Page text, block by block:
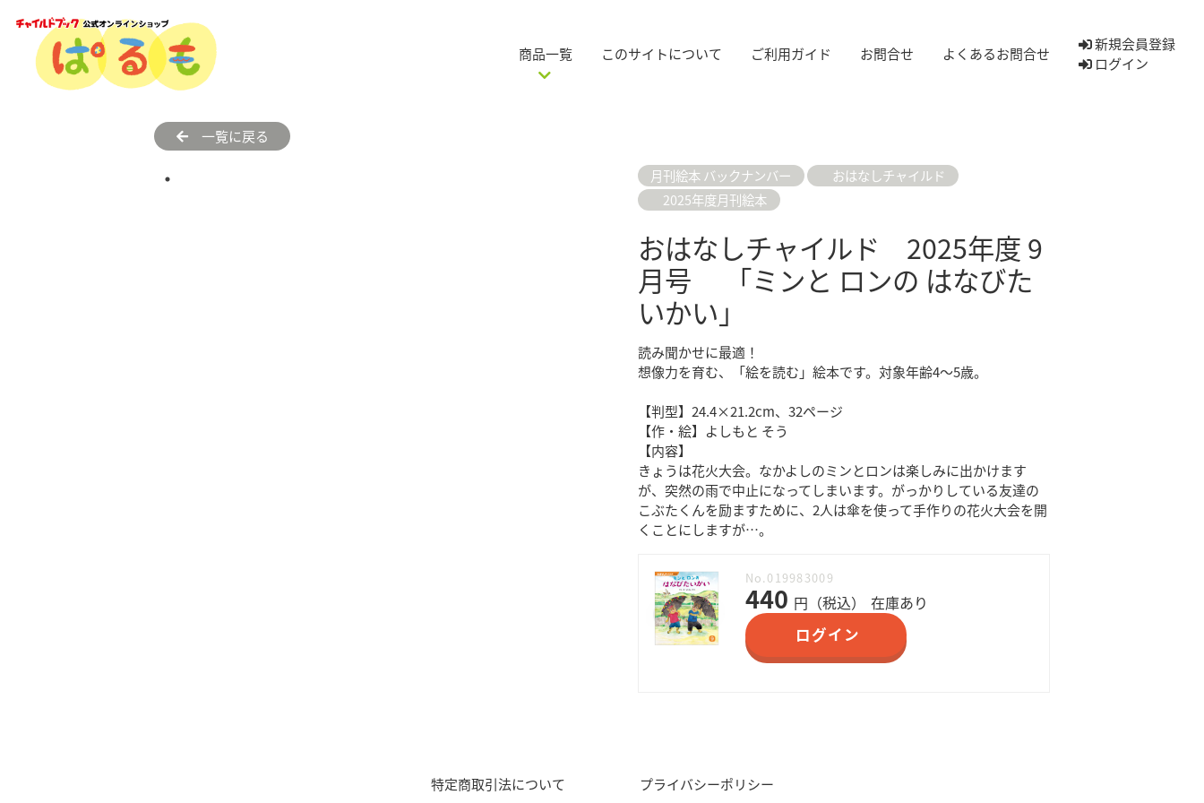
商品一覧 このサイトについて ご利用ガイド お問合せ よくあるお問合せ
新規会員登録
ログイン
一覧に戻る
月刊絵本 バックナンバー
おはなしチャイルド
2025年度月刊絵本
おはなしチャイルド 2025年度 9
月号 「ミンと ロンの はなびた
いかい」
読み聞かせに最適！
想像力を育む、「絵を読む」絵本です。対象年齢4～5歳。
【判型】24.4×21.2cm、32ページ
【作・絵】よしもと そう
【内容】
きょうは花火大会。なかよしのミンとロンは楽しみに出かけます
が、突然の雨で中止になってしまいます。がっかりしている友達の
こぶたくんを励ますために、2人は傘を使って手作りの花火大会を開
くことにしますが…。
No.019983009
440 円（税込）
在庫あり
ログイン
特定商取引法について プライバシーポリシー